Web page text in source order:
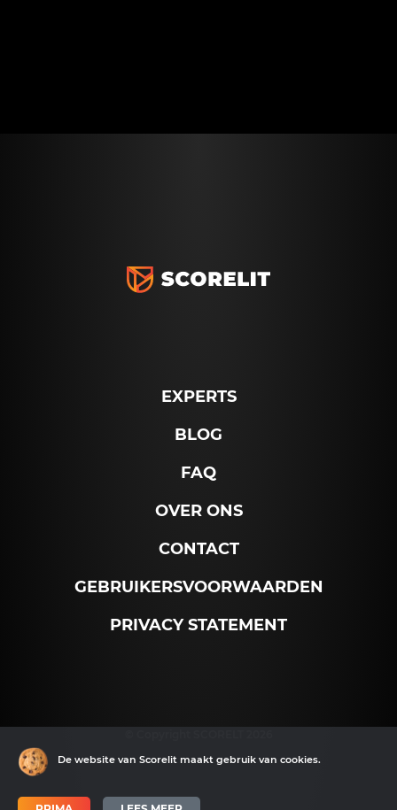
EXPERTS
BLOG
FAQ
OVER ONS
CONTACT
GEBRUIKERSVOORWAARDEN
PRIVACY STATEMENT
De website van Scorelit maakt gebruik van cookies.